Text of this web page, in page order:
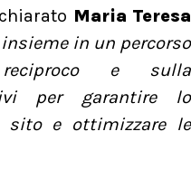
Maria Teresa
insieme in un percorso
reciproco e sulla
per garantire lo
sito e ottimizzare le